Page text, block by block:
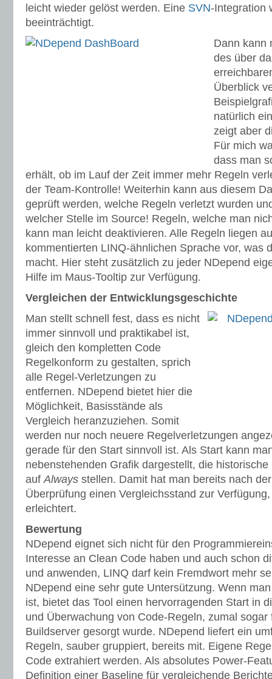
leicht wieder gelöst werden. Eine SVN-Integration
beeinträchtigt.
Dann kann
des über
Überblick
natürlich
zeigt aber
Für mich
dass man
erhält, ob im Lauf der Zeit immer mehr Regeln
der Team-Kontrolle! Weiterhin kann aus diesem
geprüft werden, welche Regeln verletzt wurden
welcher Stelle im Source! Regeln, welche man
kann man leicht deaktivieren. Alle Regeln liegen
kommentierten LINQ-ähnlichen Sprache vor, was
macht. Hier steht zusätzlich zu jeder NDepend
Hilfe im Maus-Tooltip zur Verfügung.
Vergleichen der Entwicklungsgeschichte
Man stellt schnell fest, dass es nicht
immer sinnvoll und praktikabel ist,
gleich den kompletten Code
Regelkonform zu gestalten, sprich
alle Regel-Verletzungen zu
entfernen. NDepend bietet hier die
Möglichkeit, Basisstände als
Vergleich heranzuziehen. Somit
werden nur noch neuere Regelverletzungen
gerade für den Start sinnvoll ist. Als Start kann
nebenstehenden Grafik dargestellt, die
aufAlways stellen. Damit hat man bereits nach
Überprüfung einen Vergleichsstand zur
erleichtert.
Bewertung
NDepend eignet sich nicht für den
Interesse an Clean Code haben und auch schon
und anwenden, LINQ darf kein Fremdwort mehr
NDepend eine sehr gute Untersützung. Wenn
ist, bietet das Tool einen hervorragenden Start in
und Überwachung von Code-Regeln, zumal
Buildserver gesorgt wurde. NDepend liefert ein
Regeln, sauber gruppiert, bereits mit. Eigene
Code extrahiert werden. Als absolutes Power-
Definition einer Baseline für vergleichende